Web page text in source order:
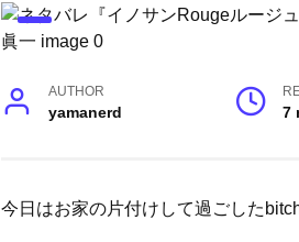
AUTHOR
yamanerd 7
今日はお家の片付けして過ごした